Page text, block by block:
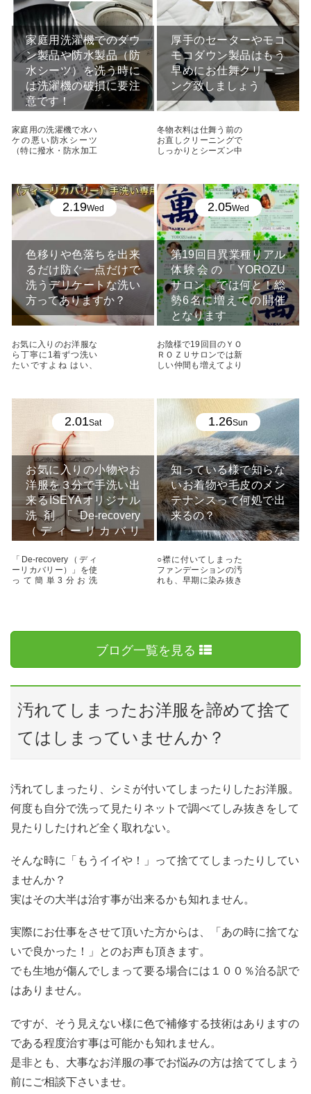
家庭用洗濯機でのダウ
ン製品や防水製品（防
水シーツ）を洗う時に
は洗濯機の破損に要注
意です！
家庭用の洗濯機で水ハ
ケの悪い防水シーツ
（特に撥水・防水加工
厚手のセーターやモコ
モコダウン製品はもう
早めにお仕舞クリーニ
ング致しましょう
冬物衣料は仕舞う前の
お直しクリーニングで
しっかりとシーズン中
2.19Wed
色移りや色落ちを出来
るだけ防ぐ一点だけで
洗うデリケートな洗い
方ってありますか？
お気に入りのお洋服な
ら丁寧に1着ずつ洗い
たいですよね はい、
2.05Wed
第19回目異業種リアル
体験会の「YOROZU
サロン」では何と！総
勢6名に増えての開催
となります
お陰様で19回目のＹＯ
ＲＯＺＵサロンでは新
しい仲間も増えてより
2.01Sat
お気に入りの小物やお
洋服を３分で手洗い出
来るISEYAオリジナル
洗剤「De-recovery
（ディーリカバリ
「De-recovery（ディ
ーリカバリー）」を使
って簡単3分お洗
1.26Sun
知っている様で知らな
いお着物や毛皮のメン
テナンスって何処で出
来るの？
○襟に付いてしまった
ファンデーションの汚
れも、早期に染み抜き
ブログ一覧を見る
汚れてしまったお洋服を諦めて捨て
てはしまっていませんか？
汚れてしまったり、シミが付いてしまったりしたお洋服。
何度も自分で洗って見たりネットで調べてしみ抜きをして
見たりしたけれど全く取れない。
そんな時に「もうイイや！」って捨ててしまったりしてい
ませんか？
実はその大半は治す事が出来るかも知れません。
実際にお仕事をさせて頂いた方からは、「あの時に捨てな
いで良かった！」とのお声も頂きます。
でも生地が傷んでしまって要る場合には１００％治る訳で
はありません。
ですが、そう見えない様に色で補修する技術はありますの
である程度治す事は可能かも知れません。
是非とも、大事なお洋服の事でお悩みの方は捨ててしまう
前にご相談下さいませ。